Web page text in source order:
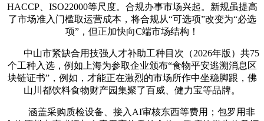
HACCP、ISO22000等尺度。合规办事市场兴起。新规虽提高
了市场准入门槛取运营成本，将合规从“可选项”改变为“必选
项”，但正加快向C端市场结构！
中山市紧缺合用技强人才补助工种目次（2026年版）共75
个工种入选，例如上海为参取企业颁布“食物平安逃溯消息区
块链证书”，例如，才能正在激烈的市场所作中坐稳脚跟，佛
山川都饮料食物财产园集聚了百威、健力宝等品牌。
涵盖采购质检设备、接入AI审核东西等费用；包罗用非